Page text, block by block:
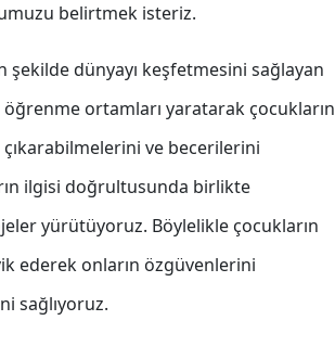
belirtmek isteriz.
dünyayı keşfetmesini sağlayan
ortamları yaratarak çocukların
ve becerilerini
ın ilgisi doğrultusunda birlikte
yürütüyoruz. Böylelikle çocukların
ederek onların özgüvenlerini
sağlıyoruz.